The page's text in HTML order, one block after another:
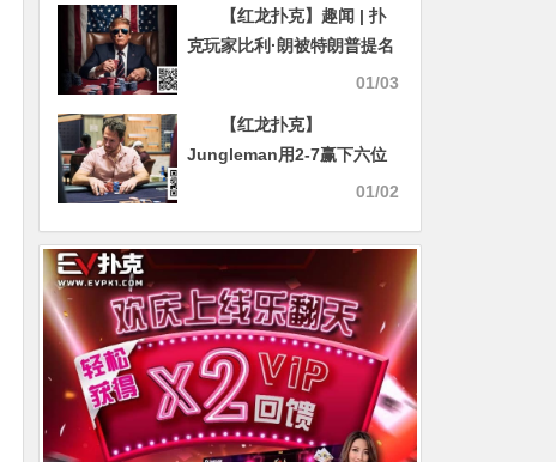
【红龙扑克】趣闻 | 扑
克玩家比利·朗被特朗普提名
01/03
【红龙扑克】
Jungleman用2-7赢下六位
01/02